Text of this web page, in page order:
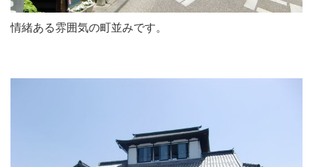
情緒ある雰囲気の町並みです。